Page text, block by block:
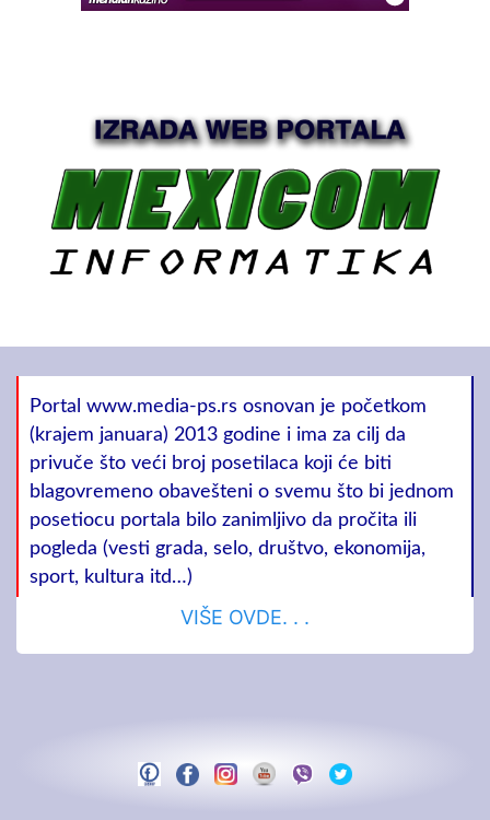
Portal www.media-ps.rs osnovan je početkom
(krajem januara) 2013 godine i ima za cilj da
privuče što veći broj posetilaca koji će biti
blagovremeno obavešteni o svemu što bi jednom
posetiocu portala bilo zanimljivo da pročita ili
pogleda (vesti grada, selo, društvo, ekonomija,
sport, kultura itd…)
VIŠE OVDE. . .